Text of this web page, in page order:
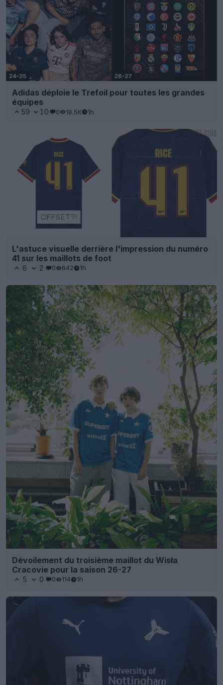
Adidas déploie le Trefoil pour toutes les grandes
équipes
59 10 0 18.5K 1h
L'astuce visuelle derrière l'impression du numéro
41 sur les maillots de foot
6 2 0 642 1h
Dévoilement du troisième maillot du Wisła
Cracovie pour la saison 26-27
5 0 0 114 1h